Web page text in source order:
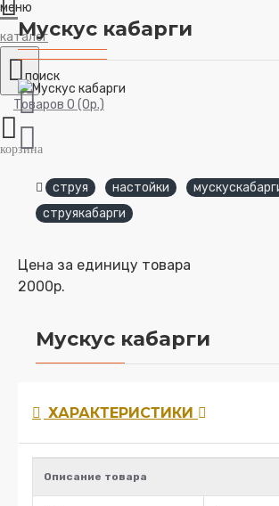
Товаров 0 (0р.)
Мускус кабарги
струя настойки
струякабарги
Цена за единицу товара
2000р.
Мускус кабарги
ХАРАКТЕРИСТИКИ
Описание товара